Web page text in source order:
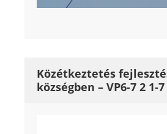
Közétkeztetés
községben – VP6-7 2 1-